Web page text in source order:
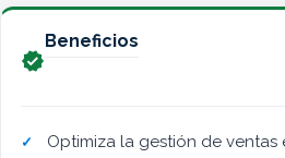

Beneficios
Optimiza la gestión de ventas